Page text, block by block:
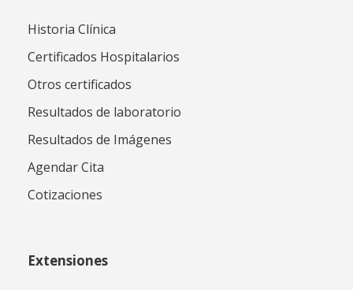
Historia Clínica
Certificados Hospitalarios
Otros certificados
Resultados de laboratorio
Resultados de Imágenes
Agendar Cita
Cotizaciones
Extensiones